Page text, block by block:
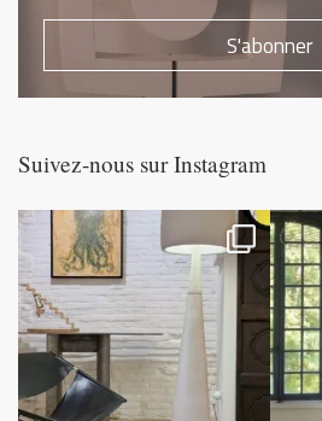
S'abonner
Suivez-nous sur Instagram